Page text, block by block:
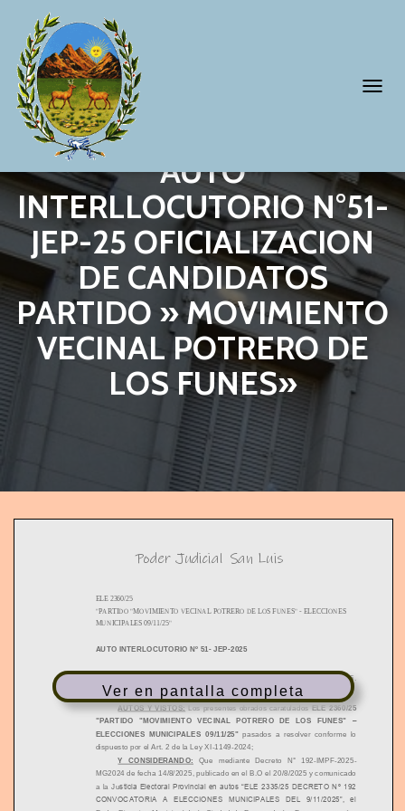
L
E
A
V
N
AUTO
INTERLLOCUTORIO N°51-
JEP-25 OFICIALIZACION
DE CANDIDATOS
PARTIDO » MOVIMIENTO
VECINAL POTRERO DE
LOS FUNES»
Ver en pantalla completa
Poder Judicial San Luis
ELE 2360/25
"PARTIDO "MOVIMIENTO VECINAL POTRERO DE LOS FUNES" - ELECCIONES
MUNICIPALES 09/11/25"
AUTO INTERLOCUTORIO Nº 51 - JEP-2025
San Luis, 24 de Septiembre de 2025.
AUTOS Y VISTOS: Los presentes obrados caratulados
ELE 2360/25
"PARTIDO "MOVIMIENTO VECINAL POTRERO DE LOS
FUNES"
–
ELECCIONES MUNICIPALES 09/11/25"
pasados a resolver conforme lo
dispuesto por el Art. 2 de la Ley XI-1149-2024;
Y CONSIDERANDO:
Que mediante Decreto N° 192 -IMPF-2025-
MG2024 de fecha 14/8/2025, publicado en el B.O el 20/8/2025 y comunicado
a la Ju sticia Electoral Provincial en autos “ELE 2335/25 DECRETO Nº 192
CONVOCATORIA A ELECCIONES MUNICIPALES DEL 9/11/2025”, el